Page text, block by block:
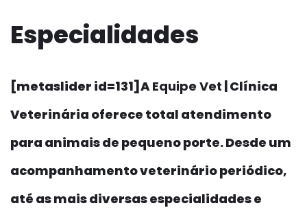
Especialidades
[metaslider id=131]AEquipe Vet | Clínica
Veterinária oferece total atendimento
para animais de pequeno porte. Desde um
acompanhamento veterinário periódico,
até as mais diversas especialidades e